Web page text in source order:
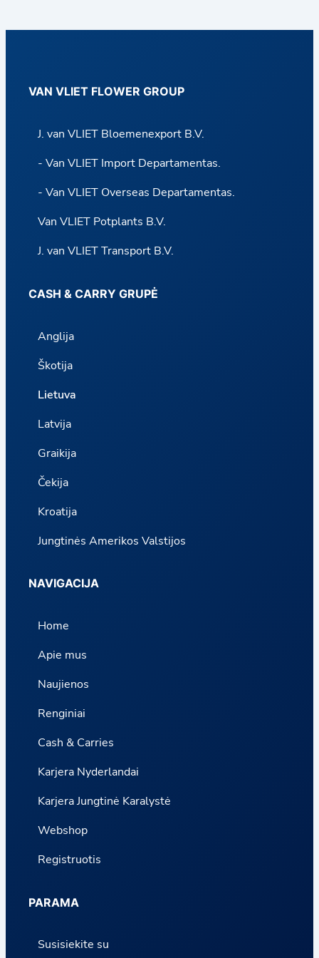
o
VAN VLIET FLOWER GROUP
J. van VLIET Bloemenexport B.V.
- Van VLIET Import Departamentas.
- Van VLIET Overseas Departamentas.
Van VLIET Potplants B.V.
J. van VLIET Transport B.V.
CASH & CARRY GRUPĖ
Anglija
Škotija
Lietuva
Latvija
Graikija
Čekija
Kroatija
Jungtinės Amerikos Valstijos
NAVIGACIJA
Home
Apie mus
Naujienos
Renginiai
Cash & Carries
Karjera Nyderlandai
Karjera Jungtinė Karalystė
Webshop
Registruotis
PARAMA
Susisiekite su